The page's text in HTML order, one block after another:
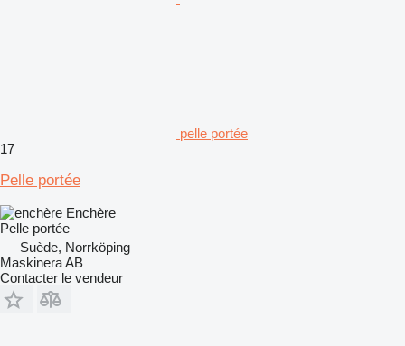
pelle portée
17
Pelle portée
Enchère
Pelle portée
Suède, Norrköping
Maskinera AB
Contacter le vendeur